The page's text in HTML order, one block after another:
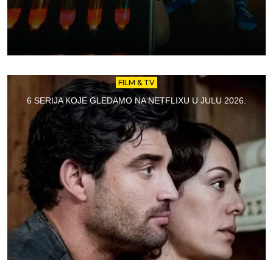
FILM & TV
6 SERIJA KOJE GLEDAMO NA NETFLIXU U JULU 2026.